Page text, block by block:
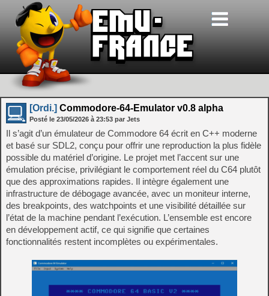
[Ordi.] Commodore-64-Emulator v0.8 alpha
Posté le 23/05/2026 à 23:53 par Jets
Il s’agit d’un émulateur de Commodore 64 écrit en C++ moderne
et basé sur SDL2, conçu pour offrir une reproduction la plus fidèle
possible du matériel d’origine. Le projet met l’accent sur une
émulation précise, privilégiant le comportement réel du C64 plutôt
que des approximations rapides. Il intègre également une
infrastructure de débogage avancée, avec un moniteur interne,
des breakpoints, des watchpoints et une visibilité détaillée sur
l’état de la machine pendant l’exécution. L’ensemble est encore
en développement actif, ce qui signifie que certaines
fonctionnalités restent incomplètes ou expérimentales.